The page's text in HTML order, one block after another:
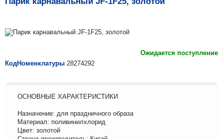
Ожидается поступление
КодНоменклатуры 28274292
ОСНОВНЫЕ ХАРАКТЕРИСТИКИ
Назначение: для праздничного образа
Материал: поливинилхлорид
Цвет: золотой